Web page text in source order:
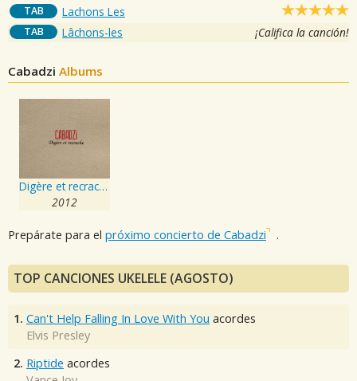
TAB Lachons Les
TAB Lâchons-les ¡Califica la canción!
Cabadzi Albums
Digère et recrache
2012
Prepárate para el próximo concierto de Cabadzi .
TOP CANCIONES UKELELE (AGOSTO)
1. Can't Help Falling In Love With You acordes
Elvis Presley
2. Riptide acordes